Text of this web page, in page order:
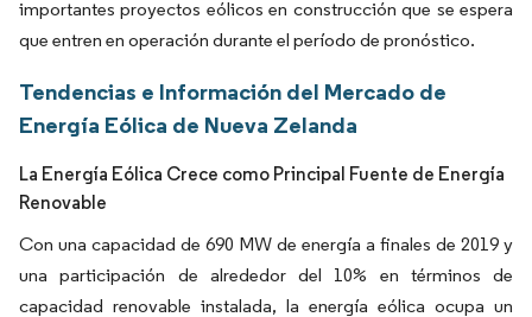
importantes proyectos eólicos en construcción que se espera
que entren en operación durante el período de pronóstico.
Tendencias e Información del Mercado de
Energía Eólica de Nueva Zelanda
La Energía Eólica Crece como Principal Fuente de Energía
Renovable
Con una capacidad de 690 MW de energía a finales de 2019 y
una participación de alrededor del 10% en términos de
capacidad renovable instalada, la energía eólica ocupa un